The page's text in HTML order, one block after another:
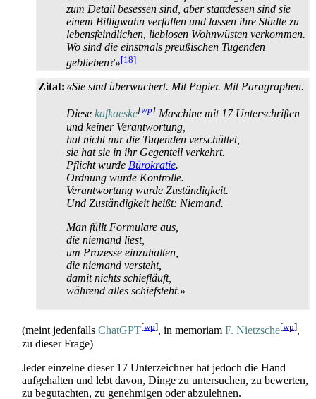
zum Detail besessen sind, aber stattdessen sind sie
einem Billigwahn verfallen und lassen ihre Städte zu
lebensfeindlichen, lieblosen Wohnwüsten verkommen.
Wo sind die einstmals preußischen Tugenden
geblieben?»[18]
Zitat: «Sie sind überwuchert. Mit Papier. Mit Paragraphen.
Diese kafkaeske[wp] Maschine mit 17 Unterschriften
und keiner Verantwortung,
hat nicht nur die Tugenden verschüttet,
sie hat sie in ihr Gegenteil verkehrt.
Pflicht wurde Bürokratie.
Ordnung wurde Kontrolle.
Verantwortung wurde Zuständigkeit.
Und Zuständigkeit heißt: Niemand.
Man füllt Formulare aus,
die niemand liest,
um Prozesse einzuhalten,
die niemand versteht,
damit nichts schiefläuft,
während alles schiefsteht.»
(meint jedenfalls ChatGPT[wp], in memoriam F. Nietzsche[wp],
zu dieser Frage)
Jeder einzelne dieser 17 Unterzeichner hat jedoch die Hand
aufgehalten und lebt davon, Dinge zu untersuchen, zu bewerten,
zu begutachten, zu genehmigen oder abzulehnen.